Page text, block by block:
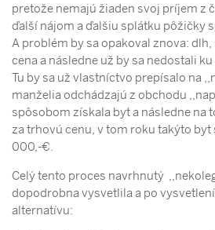
pretože nemajú žiaden svoj príjem z
ďalší nájom a ďalšiu splátku pôžičky
A problém by sa opakoval znova:
cena a následne už by sa nedostali
Tu by sa už vlastníctvo prepísalo na
manželia odchádzajú z obchodu
spôsobom získala byt a následne na
za trhovú cenu, v tom roku takýto
000,-€.
Celý tento proces navrhnutý
dopodrobna vysvetlila a po
alternatívu: